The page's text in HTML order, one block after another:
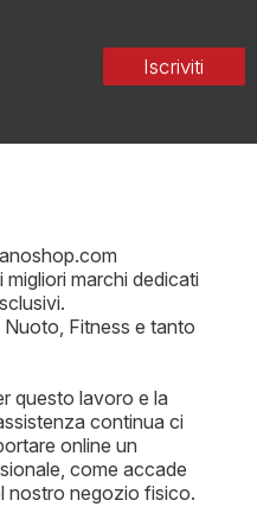
Iscriviti
marchi dedicati
Nuoto, Fitness e tanto
questo lavoro e la
continua ci
online un
come accade
nostro negozio fisico.